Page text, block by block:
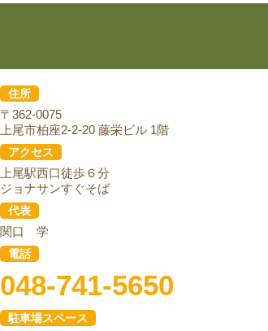
住所
〒362-0075
上尾市柏座2-2-20 藤栄ビル 1階
アクセス
上尾駅西口徒歩６分
ジョナサンすぐそば
代表
関口 学
電話
048-741-5650
駐車場スペース